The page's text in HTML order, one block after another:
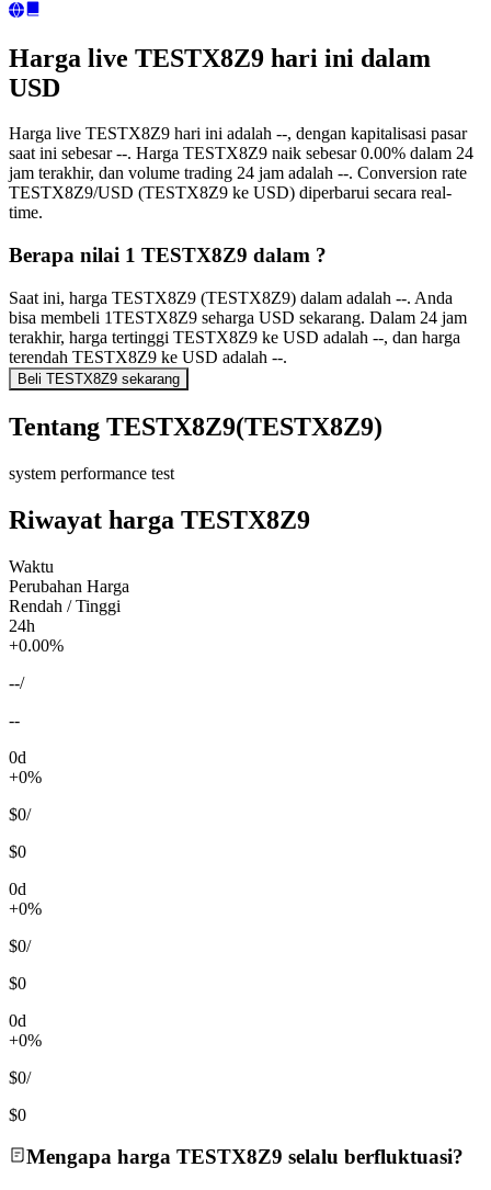
Harga live TESTX8Z9 hari ini dalam
USD
Harga live TESTX8Z9 hari ini adalah --, dengan kapitalisasi pasar
saat ini sebesar --. Harga TESTX8Z9 naik sebesar 0.00% dalam 24
jam terakhir, dan volume trading 24 jam adalah --. Conversion rate
TESTX8Z9/USD (TESTX8Z9 ke USD) diperbarui secara real-
time.
Berapa nilai 1 TESTX8Z9 dalam ?
Saat ini, harga TESTX8Z9 (TESTX8Z9) dalam adalah --. Anda
bisa membeli 1TESTX8Z9 seharga USD sekarang. Dalam 24 jam
terakhir, harga tertinggi TESTX8Z9 ke USD adalah --, dan harga
terendah TESTX8Z9 ke USD adalah --.
Beli TESTX8Z9 sekarang
Tentang TESTX8Z9(TESTX8Z9)
system performance test
Riwayat harga TESTX8Z9
Waktu
Perubahan Harga
Rendah / Tinggi
24h
+0.00%
--/
--
0d
+0%
$0/
$0
0d
+0%
$0/
$0
0d
+0%
$0/
$0
Mengapa harga TESTX8Z9 selalu berfluktuasi?